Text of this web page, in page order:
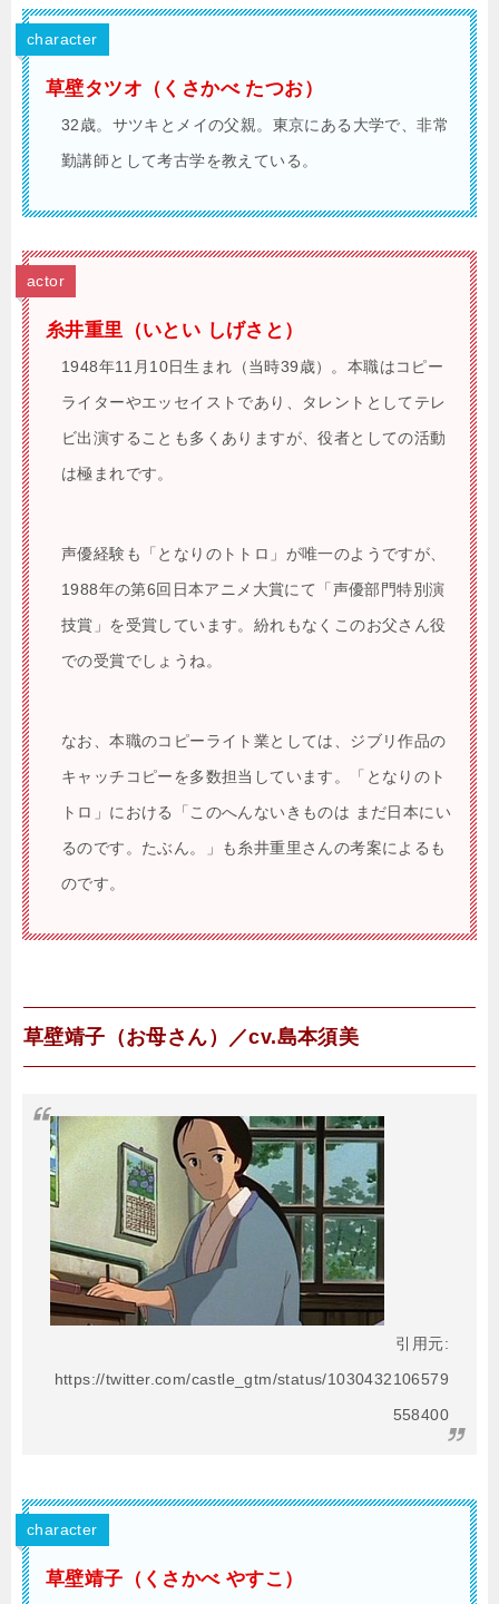
character
草壁タツオ（くさかべ たつお）
32歳。サツキとメイの父親。東京にある大学で、非常
勤講師として考古学を教えている。
actor
糸井重里（いとい しげさと）
1948年11月10日生まれ（当時39歳）。本職はコピー
ライターやエッセイストであり、タレントとしてテレ
ビ出演することも多くありますが、役者としての活動
は極まれです。
声優経験も「となりのトトロ」が唯一のようですが、
1988年の第6回日本アニメ大賞にて「声優部門特別演
技賞」を受賞しています。紛れもなくこのお父さん役
での受賞でしょうね。
なお、本職のコピーライト業としては、ジブリ作品の
キャッチコピーを多数担当しています。「となりのト
トロ」における「このへんないきものは まだ日本にい
るのです。たぶん。」も糸井重里さんの考案によるも
のです。
草壁靖子（お母さん）／cv.島本須美
引用元:
https://twitter.com/castle_gtm/status/1030432106579
558400
character
草壁靖子（くさかべ やすこ）